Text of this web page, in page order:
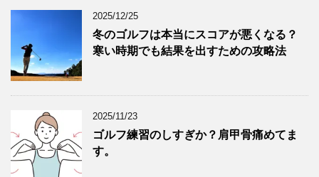
2025/12/25
冬のゴルフは本当にスコアが悪くなる？
寒い時期でも結果を出すための攻略法
2025/11/23
ゴルフ練習のしすぎか？肩甲骨痛めてま
す。